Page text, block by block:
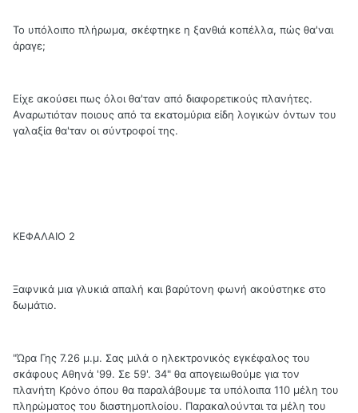
Το υπόλοιπο πλήρωμα, σκέφτηκε η ξανθιά κοπέλλα, πώς θα'ναι
άραγε;
Είχε ακούσει πως όλοι θα'ταν από διαφορετικούς πλανήτες.
Αναρωτιόταν ποιους από τα εκατομύρια είδη λογικών όντων του
γαλαξία θα'ταν οι σύντροφοί της.
ΚΕΦΑΛΑΙΟ 2
Ξαφνικά μια γλυκιά απαλή και βαρύτονη φωνή ακούστηκε στο
δωμάτιο.
"Ώρα Γης 7.26 μ.μ. Σας μιλά ο ηλεκτρονικός εγκέφαλος του
σκάφους Αθηνά '99. Σε 59'. 34" θα απογειωθούμε για τον
πλανήτη Κρόνο όπου θα παραλάβουμε τα υπόλοιπα 110 μέλη του
πληρώματος του διαστημοπλοίου. Παρακαλούνται τα μέλη του